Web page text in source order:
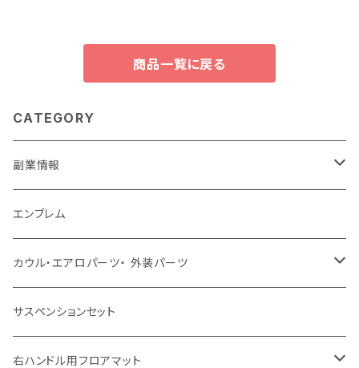
商品一覧に戻る
CATEGORY
副業情報
せどり
古着系
コンテンツビジネス
エンブレム
カウル・エアロパーツ・ 外装パーツ
ホンダ
ヤマハ
サスペンションセット
右ハンドル用フロアマット